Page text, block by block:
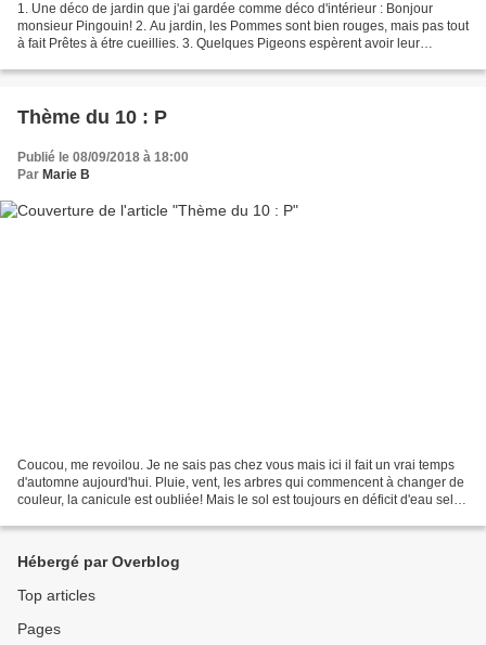
1. Une déco de jardin que j'ai gardée comme déco d'intérieur : Bonjour
monsieur Pingouin! 2. Au jardin, les Pommes sont bien rouges, mais pas tout
à fait Prêtes à étre cueillies. 3. Quelques Pigeons espèrent avoir leur
Thème du 10 : P
Publié le 08/09/2018 à 18:00
Par Marie B
Coucou, me revoilou. Je ne sais pas chez vous mais ici il fait un vrai temps
d'automne aujourd'hui. Pluie, vent, les arbres qui commencent à changer de
couleur, la canicule est oubliée! Mais le sol est toujours en déficit d'eau selon
Hébergé par Overblog
Top articles
Pages